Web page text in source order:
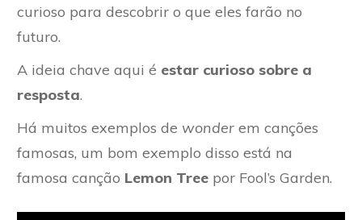
curioso para descobrir o que eles farão no
futuro.
A ideia chave aqui é estar curioso sobre a
resposta.
Há muitos exemplos de wonder em canções
famosas, um bom exemplo disso está na
famosa canção Lemon Tree por Fool’s Garden.